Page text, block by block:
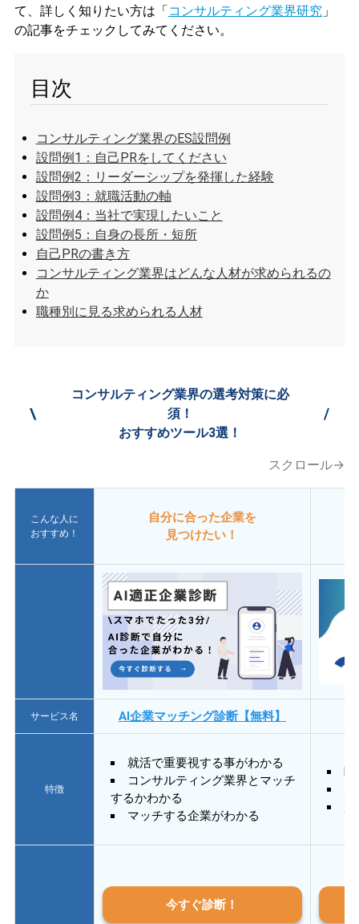
て、詳しく知りたい方は「コンサルティング業界研究 」
の記事をチェックしてみてください。
目次
コンサルティング業界のES設問例
設問例1：自己PRをしてください
設問例2：リーダーシップを発揮した経験
設問例3：就職活動の軸
設問例4：当社で実現したいこと
設問例5：自身の長所・短所
自己PRの書き方
コンサルティング業界はどんな人材が求められるの
か
職種別に見る求められる人材
\
コンサルティング業界の選考対策に必
須！
おすすめツール3選！
/
スクロール→
こんな人に
おすすめ！
自分に合った企業を
見つけたい！
サービス名 AI企業マッチング診断【無料】
特徴
就活で重要視する事がわかる
コンサルティング業界とマッチ
するかわかる
マッチする企業がわかる
質
今すぐ診断！